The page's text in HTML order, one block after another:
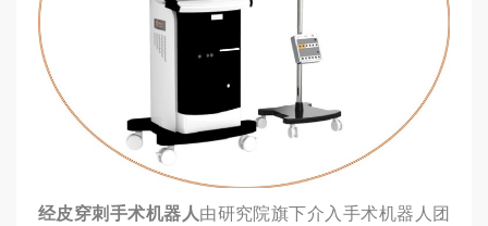
经皮穿刺手术机器人由研究院旗下介入手术机器人团